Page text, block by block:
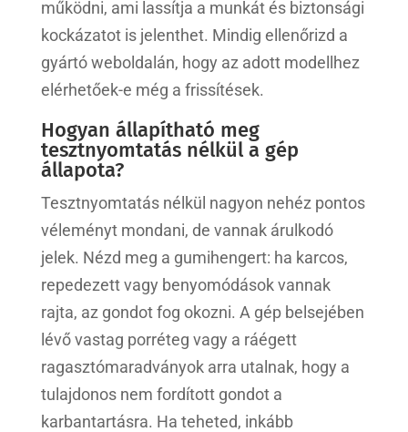
működni, ami lassítja a munkát és biztonsági
kockázatot is jelenthet. Mindig ellenőrizd a
gyártó weboldalán, hogy az adott modellhez
elérhetőek-e még a frissítések.
Hogyan állapítható meg
tesztnyomtatás nélkül a gép
állapota?
Tesztnyomtatás nélkül nagyon nehéz pontos
véleményt mondani, de vannak árulkodó
jelek. Nézd meg a gumihengert: ha karcos,
repedezett vagy benyomódások vannak
rajta, az gondot fog okozni. A gép belsejében
lévő vastag porréteg vagy a ráégett
ragasztómaradványok arra utalnak, hogy a
tulajdonos nem fordított gondot a
karbantartásra. Ha teheted, inkább